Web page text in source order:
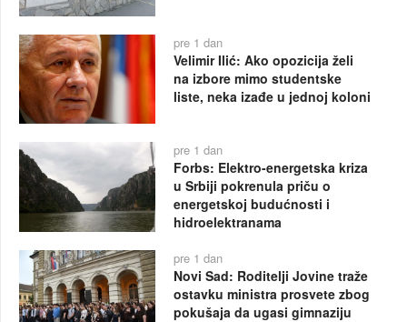
pre 1 dan
Velimir Ilić: Ako opozicija želi
na izbore mimo studentske
liste, neka izađe u jednoj koloni
pre 1 dan
Forbs: Elektro-energetska kriza
u Srbiji pokrenula priču o
energetskoj budućnosti i
hidroelektranama
pre 1 dan
Novi Sad: Roditelji Jovine traže
ostavku ministra prosvete zbog
pokušaja da ugasi gimnaziju